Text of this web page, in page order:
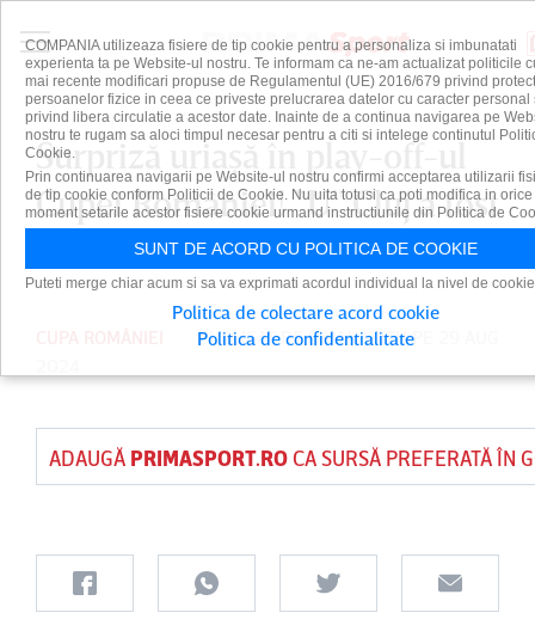
Surpriză uriaşă în play-off-ul
Cupei României! ”U” Cluj a fost
eliminată de Metalul Buzău
PUBLICAT DEDAIAN CUTUPE 29 AUG
ADAUGĂ PRIMASPORT.ROCA SURSĂ PREFERATĂ ÎN
COMPANIA utilizeaza fisiere de tip cookie pentru a personaliza si imbunatati
experienta ta pe Website-ul nostru. Te informam ca ne-am actualizat politicile
mai recente modificari propuse de Regulamentul (UE) 2016/679 privind
persoanelor fizice in ceea ce priveste prelucrarea datelor cu caracter personal
privind libera circulatie a acestor date. Inainte de a continua navigarea pe
nostru te rugam sa aloci timpul necesar pentru a citi si intelege continutul
Cookie.
Prin continuarea navigarii pe Website-ul nostru confirmi acceptarea utilizarii
de tip cookie conform Politicii de Cookie. Nu uita totusi ca poti modifica in orice
moment setarile acestor fisiere cookie urmand instructiunile din Politica de
SUNT DE ACORD CU POLITICA DE COOKIE
Puteti merge chiar acum si sa va exprimati acordul individual la nivel de
Politica de colectare acord cookie
Politica de confidentialitate